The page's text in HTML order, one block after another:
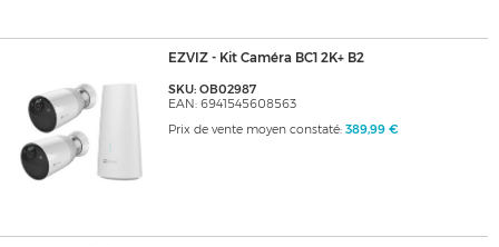
EZVIZ - Kit Caméra BC1 2K+ B2
SKU: OB02987
EAN: 6941545608563
Prix de vente moyen constaté: 389,99 €